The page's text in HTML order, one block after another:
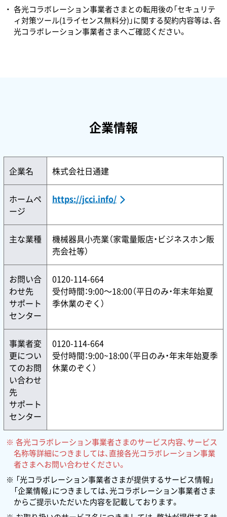
各光コラボレーション事業者さまとの転用後の「セキュリテ
ィ対策ツール(1ライセンス無料分)」に関する契約内容等は、各
光コラボレーション事業者さまへご確認ください。
企業情報
企業名 株式会社日通建
ホームペ
ージ
https://jcci.info/
主な業種
機械器具小売業（家電量販店・ビジネスホン販
売会社等）
お問い合
わせ先
サポート
センター
0120-114-664
受付時間：9:00〜18:00（平日のみ・年末年始夏
季休業のぞく）
事業者変
更につい
てのお問
い合わせ
先
サポート
センター
0120-114-664
受付時間：9:00~18:00（平日のみ・年末年始夏季
休業のぞく）
各光コラボレーション事業者さまのサービス内容、サービス
名称等詳細につきましては、直接各光コラボレーション事業
者さまへお問い合わせください。
「光コラボレーション事業者さまが提供するサービス情報」
「企業情報」につきましては、光コラボレーション事業者さま
からご提示いただいた内容を記載しております。